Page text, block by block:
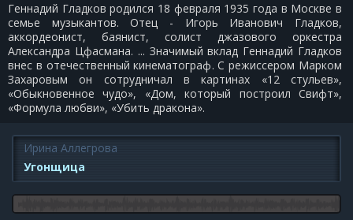
Геннадий Гладков родился 18 февраля 1935 года в Москве в
семье музыкантов. Отец - Игорь Иванович Гладков,
аккордеонист, баянист, солист джазового оркестра
Александра Цфасмана. ... Значимый вклад Геннадий Гладков
внес в отечественный кинематограф. С режиссером Марком
Захаровым он сотрудничал в картинах «12 стульев»,
«Обыкновенное чудо», «Дом, который построил Свифт»,
«Формула любви», «Убить дракона».
Ирина Аллегрова
Угонщица